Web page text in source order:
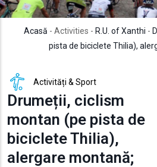
Acasă - Activities - R.U. of Xanthi -
pista de biciclete Thilia),
Activități & Sport
Drumeții, ciclism
montan (pe pista de
biciclete Thilia),
alergare montană;